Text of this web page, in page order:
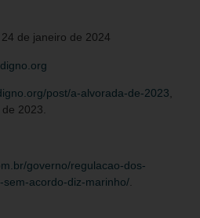
24 de janeiro de 2024
post/a-alvorada-de-2023
2023.
governo/regulacao-dos-
acordo-diz-marinho/